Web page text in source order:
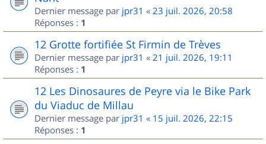
Dernier message par jpr31 « 23 juil. 2026, 20:58
Réponses : 1
12 Grotte fortifiée St Firmin de Trèves
Dernier message par jpr31 « 21 juil. 2026, 19:11
Réponses : 1
12 Les Dinosaures de Peyre via le Bike Park
du Viaduc de Millau
Dernier message par jpr31 « 15 juil. 2026, 22:15
Réponses : 1